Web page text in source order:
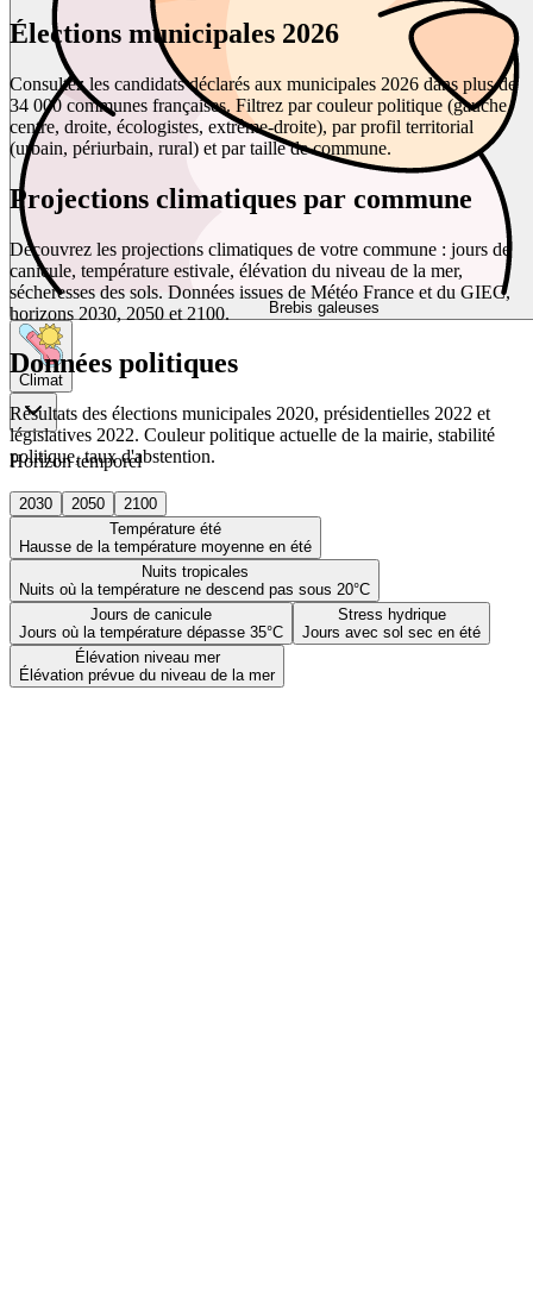
Brebis galeuses
Climat
Horizon temporel
2030 2050
2100
Température été
Hausse de la température moyenne en été
Nuits tropicales
Nuits où la température ne descend pas sous 20°C
Jours de canicule
Jours où la température dépasse 35°C
Stress hydrique
Jours avec sol sec en été
Élévation niveau mer
Élévation prévue du niveau de la mer
Élections municipales 2026
Consultez les candidats déclarés aux municipales 2026 dans plus de
34 000 communes françaises. Filtrez par couleur politique (gauche,
centre, droite, écologistes, extrême-droite), par profil territorial
(urbain, périurbain, rural) et par taille de commune.
Projections climatiques par commune
Découvrez les projections climatiques de votre commune : jours de
canicule, température estivale, élévation du niveau de la mer,
sécheresses des sols. Données issues de Météo France et du GIEC,
horizons 2030, 2050 et 2100.
Données politiques
Résultats des élections municipales 2020, présidentielles 2022 et
législatives 2022. Couleur politique actuelle de la mairie, stabilité
politique, taux d'abstention.